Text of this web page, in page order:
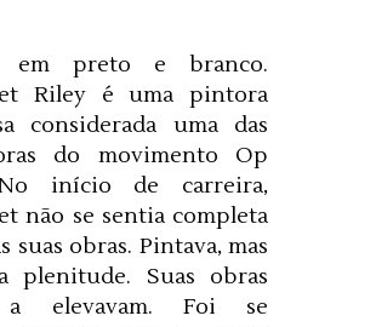
em preto e branco.
Riley é uma pintora
considerada uma das
do movimento Op
início de carreira,
não se sentia completa
suas obras. Pintava, mas
plenitude. Suas obras
elevavam. Foi se